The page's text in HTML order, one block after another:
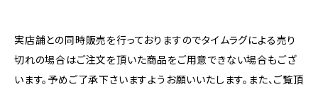
実店舗との同時販売を行っておりますのでタイムラグによる売り
切れの場合はご注文を頂いた商品をご用意できない場合もござ
います。予めご了承下さいますようお願いいたします。また、ご覧頂